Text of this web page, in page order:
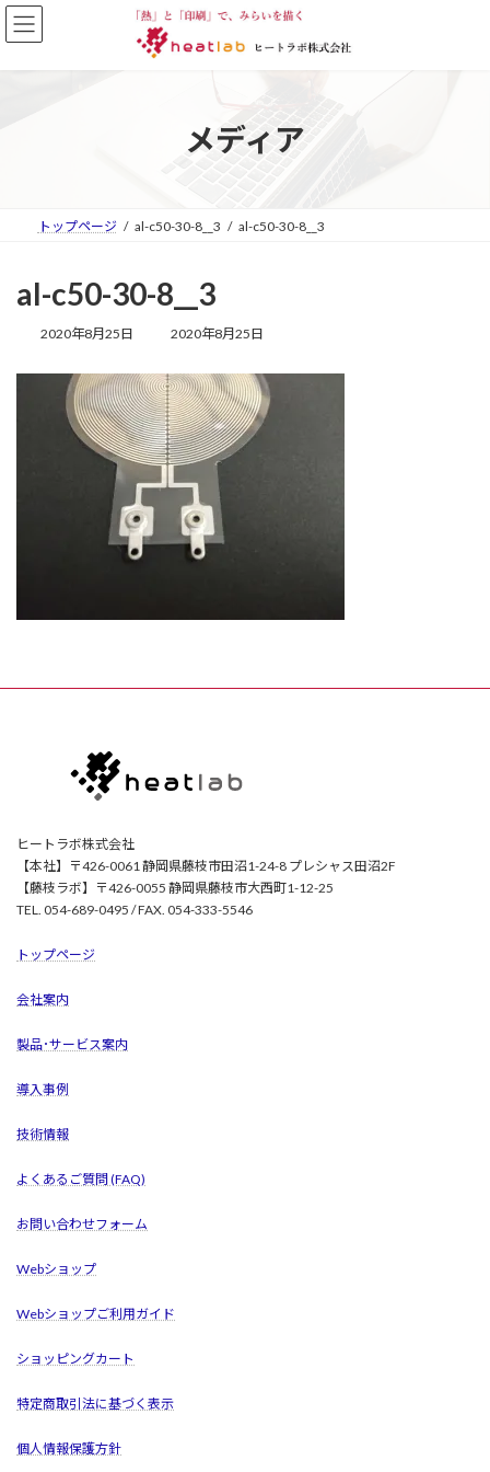
コ
ン
ン
ナ
ビ
ー
メディア
トップページ al-c50-30-8__3 al-c50-30-8__3
al-c50-30-8__3
2020年8月25日
最
更
新
日
時
:
2020年8月25日
ヒートラボ株式会社
【本社】〒426-0061 静岡県藤枝市田沼1-24-8 プレシャス田沼2F
【藤枝ラボ】〒426-0055 静岡県藤枝市大西町1-12-25
TEL. 054-689-0495 / FAX. 054-333-5546
トップページ
会社案内
製品･サービス案内
導入事例
技術情報
よくあるご質問 (FAQ)
お問い合わせフォーム
Webショップ
Webショップご利用ガイド
ショッピングカート
特定商取引法に基づく表示
個人情報保護方針